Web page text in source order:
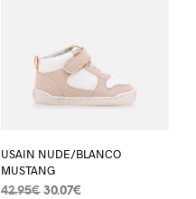
USAIN NUDE/BLANCO
MUSTANG
42.95€ 30.07€